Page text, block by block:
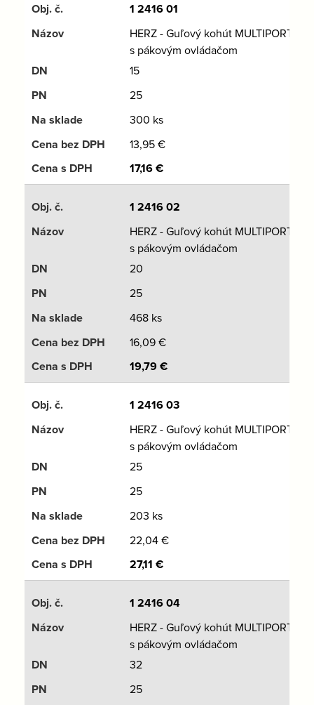
1 2416 01
HERZ - Guľový kohút MULTIPORT
s pákovým ovládačom
15
25
300 ks
13,95€
17,16€
1 2416 02
HERZ - Guľový kohút MULTIPORT
s pákovým ovládačom
20
25
468 ks
16,09€
19,79€
1 2416 03
HERZ - Guľový kohút MULTIPORT
s pákovým ovládačom
25
25
203 ks
22,04€
27,11 €
1 2416 04
HERZ - Guľový kohút MULTIPORT
s pákovým ovládačom
32
25